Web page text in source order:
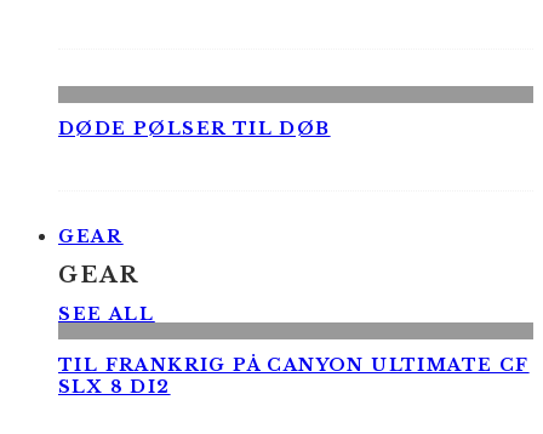
DØDE PØLSER TIL DØB
GEAR
GEAR
SEE ALL
TIL FRANKRIG PÅ CANYON ULTIMATE CF
SLX 8 DI2